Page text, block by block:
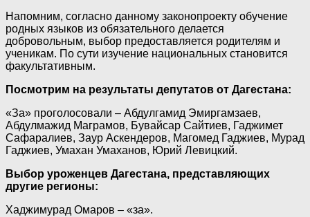
Напомним, согласно данному законопроекту обучение
родных языков из обязательного делается
добровольным, выбор предоставляется родителям и
ученикам. По сути изучение национальных становится
факультативным.
Посмотрим на результаты депутатов от Дагестана:
«За» проголосовали – Абдулгамид Эмиргамзаев,
Абдулмажид Маграмов, Бувайсар Сайтиев, Гаджимет
Сафаралиев, Заур Аскендеров, Магомед Гаджиев, Мурад
Гаджиев, Умахан Умаханов, Юрий Левицкий.
Выбор уроженцев Дагестана, представляющих
другие регионы:
Хаджимурад Омаров – «за».